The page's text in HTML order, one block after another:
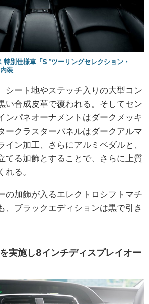
特別仕様車「S “ツーリングセレクション・
装
シート地やステッチ入りの大型コン
い合成皮革で覆われる。そしてセン
ンパネオーナメントはダークメッキ
ークラスターパネルはダークアルマ
イン加工、さらにアルミペダルと、
てる加飾とすることで、さらに上質
る。
の加飾が入るエレクトロシフトマチ
、ブラックエディションは黒で引き
実施し8インチディスプレイオー